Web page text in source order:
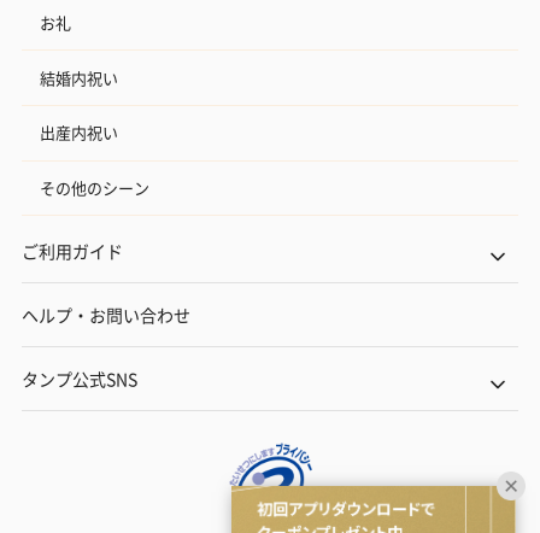
お礼
結婚内祝い
出産内祝い
その他のシーン
ご利用ガイド
ヘルプ・お問い合わせ
タンプ公式SNS